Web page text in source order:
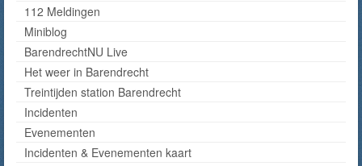
112 Meldingen
Miniblog
BarendrechtNU Live
Het weer in Barendrecht
Treintijden station Barendrecht
Incidenten
Evenementen
Incidenten & Evenementen kaart